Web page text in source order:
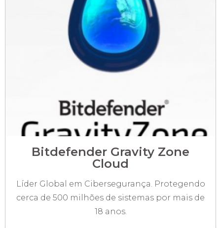
Bitdefender Gravity Zone
Cloud
Líder Global em Cibersegurança. Protegendo
cerca de 500 milhões de sistemas por mais de
18 anos.